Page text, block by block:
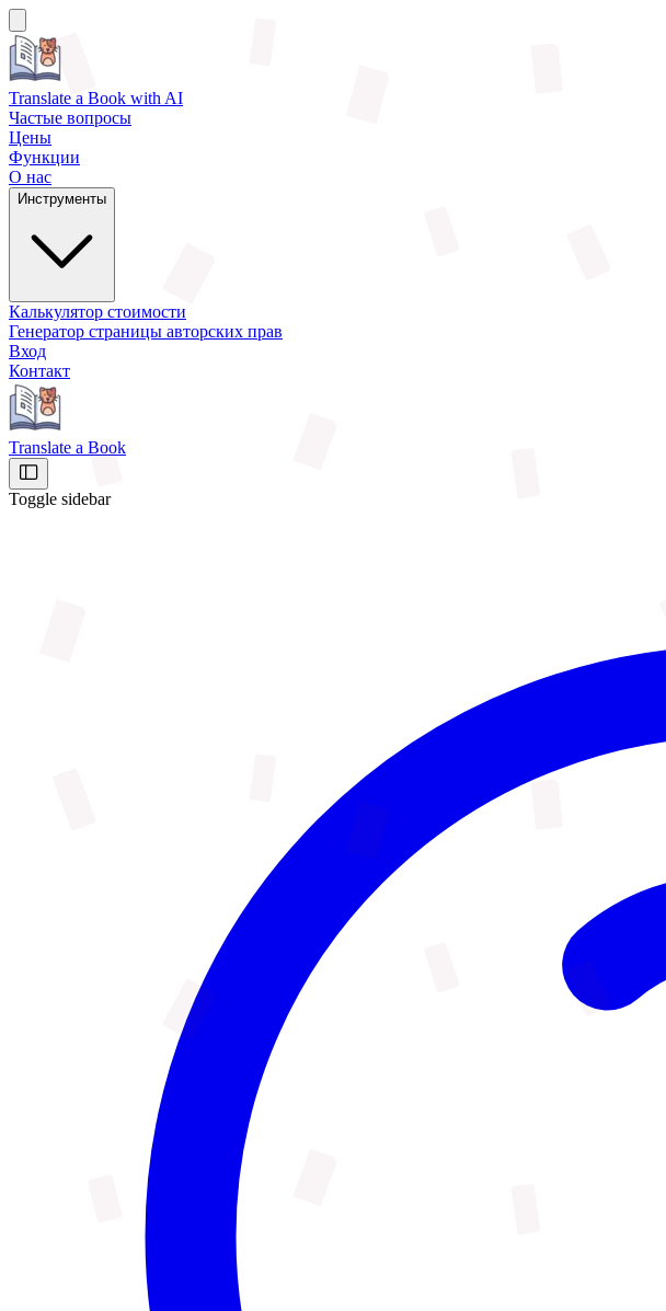
Translate a Book with AI
Частые вопросы
Цены
Функции
О нас
Инструменты
Калькулятор стоимости
Генератор страницы авторских прав
Вход
Контакт
Translate a Book
Toggle sidebar